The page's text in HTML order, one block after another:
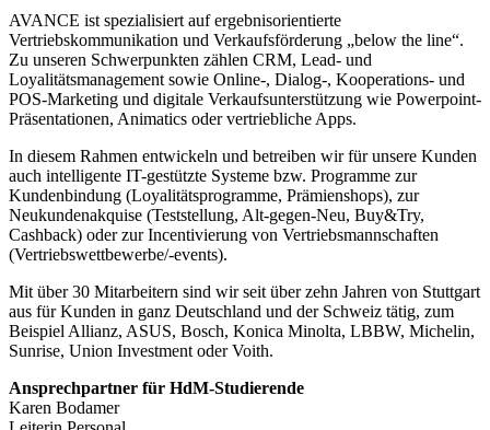
AVANCE ist spezialisiert auf ergebnisorientierte
Vertriebskommunikation und Verkaufsförderung „below the line“.
Zu unseren Schwerpunkten zählen CRM, Lead- und
Loyalitätsmanagement sowie Online-, Dialog-, Kooperations- und
POS-Marketing und digitale Verkaufsunterstützung wie Powerpoint-
Präsentationen, Animatics oder vertriebliche Apps.
In diesem Rahmen entwickeln und betreiben wir für unsere Kunden
auch intelligente IT-gestützte Systeme bzw. Programme zur
Kundenbindung (Loyalitätsprogramme, Prämienshops), zur
Neukundenakquise (Teststellung, Alt-gegen-Neu, Buy&Try,
Cashback) oder zur Incentivierung von Vertriebsmannschaften
(Vertriebswettbewerbe/-events).
Mit über 30 Mitarbeitern sind wir seit über zehn Jahren von Stuttgart
aus für Kunden in ganz Deutschland und der Schweiz tätig, zum
Beispiel Allianz, ASUS, Bosch, Konica Minolta, LBBW, Michelin,
Sunrise, Union Investment oder Voith.
Ansprechpartner für HdM-Studierende
Karen Bodamer